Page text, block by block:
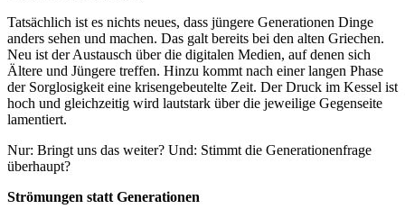
Tatsächlich ist es nichts neues, dass jüngere Generationen Dinge
anders sehen und machen. Das galt bereits bei den alten Griechen.
Neu ist der Austausch über die digitalen Medien, auf denen sich
Ältere und Jüngere treffen. Hinzu kommt nach einer langen Phase
der Sorglosigkeit eine krisengebeutelte Zeit. Der Druck im Kessel ist
hoch und gleichzeitig wird lautstark über die jeweilige Gegenseite
lamentiert.
Nur: Bringt uns das weiter? Und: Stimmt die Generationenfrage
überhaupt?
Strömungen statt Generationen